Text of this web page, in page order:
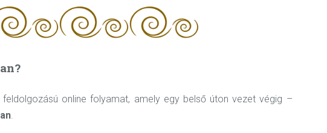
feldolgozású online folyamat, amely egy belső úton vezet végig –
.